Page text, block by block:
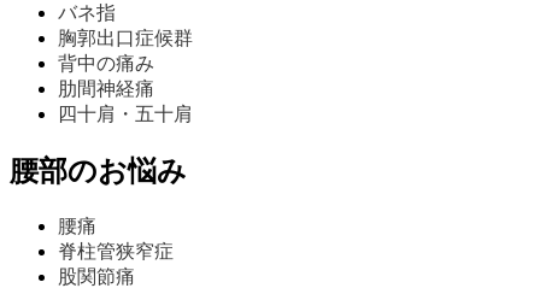
バネ指
胸郭出口症候群
背中の痛み
肋間神経痛
四十肩・五十肩
腰部のお悩み
腰痛
脊柱管狭窄症
股関節痛